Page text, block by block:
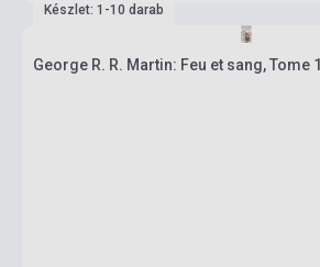
Készlet: 1-10 darab
George R. R. Martin: Feu et sang, Tome 1